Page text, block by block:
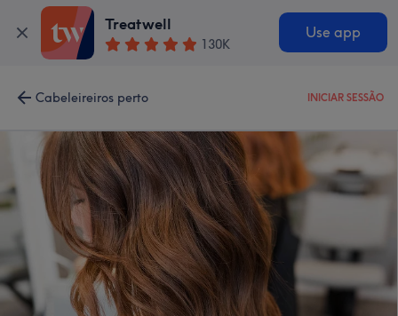
Treatwell
130K
Use app
Cabeleireiros perto INICIAR SESSÃO